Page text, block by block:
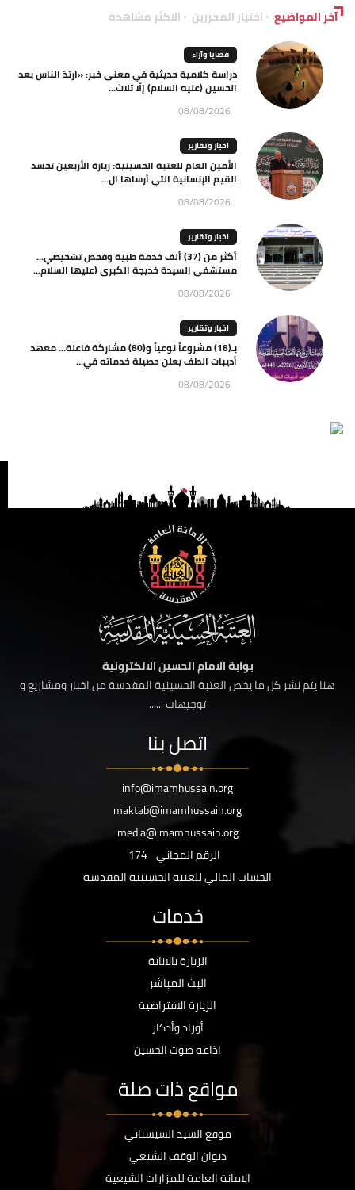
آخر المواضيع اختيار المحررين الاكثر مشاهدة
قضايا وآراء
دراسة كلامية حديثية في معنى خبر: «ارتدّ الناس بعد
الحسين (عليه السلام) إلّا ثلاث...
08/08/2026
اخبار وتقارير
الأمين العام للعتبة الحسينية: زيارة الأربعين تجسد
القيم الإنسانية التي أرساها ال...
08/08/2026
اخبار وتقارير
أكثر من (37) ألف خدمة طبية وفحص تشخيصي…
مستشفى السيدة خديجة الكبرى (عليها السلام...
08/08/2026
اخبار وتقارير
بـ(18) مشروعاً نوعياً و(80) مشاركة فاعلة… معهد
أديبات الطف يعلن حصيلة خدماته في...
08/08/2026
بوابة الامام الحسين الالكترونية
هنا يتم نشر كل ما يخص العتبة الحسينية المقدسة من اخبار ومشاريع و
توجيهات ......
اتصل بنا
info@imamhussain.org
maktab@imamhussain.org
media@imamhussain.org
الرقم المجاني 174
الحساب المالي للعتبة الحسينية المقدسة
خدمات
الزيارة بالانابة
البث المباشر
الزيارة الافتراضية
أوراد وأذكار
اذاعة صوت الحسين
مواقع ذات صلة
موقع السيد السيستاني
ديوان الوقف الشيعي
الامانة العامة للمزارات الشيعية